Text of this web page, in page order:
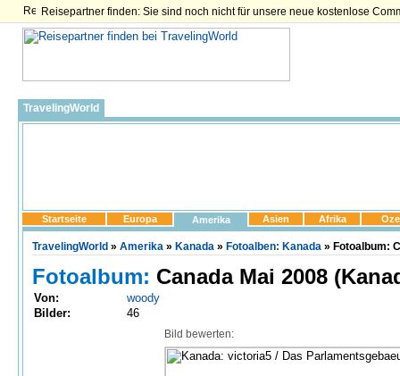
Reisepartner finden: Sie sind noch nicht für unsere neue kostenlose
TravelingWorld
Startseite Europa Amerika Asien Afrika
TravelingWorld » Amerika » Kanada » Fotoalben: Kanada » Fotoalbum:
Fotoalbum: Canada Mai 2008
Von:
woody
Bilder:
46
Bild bewerten: